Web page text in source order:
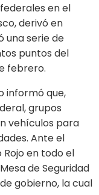
en el
derivó en
una serie de
puntos del
febrero.
informó que,
grupos
vehículos para
Ante el
en todo el
de Seguridad
gobierno, la cual